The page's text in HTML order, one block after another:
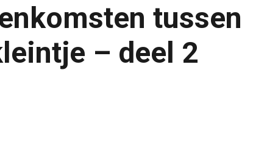
m
tussen
– deel 2